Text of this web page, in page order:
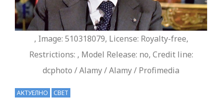
, Image: 510318079, License: Royalty-free,
Restrictions: , Model Release: no, Credit line:
dcphoto / Alamy / Alamy / Profimedia
АКТУЕЛНО СВЕТ